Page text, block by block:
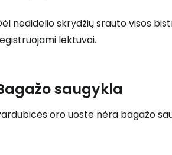
nedidelio skrydžių srauto visos
lėktuvai.
saugykla
oro uoste nėra bagažo